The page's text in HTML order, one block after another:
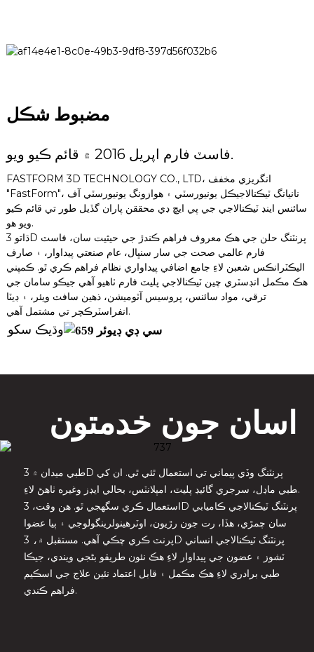
مضبوط شڪل
فاسٽ فارم اپريل 2016 ۾ قائم ڪيو ويو.
FASTFORM 3D TECHNOLOGY CO., LTD، انگريزي مخفف
"FastForm"، نانيانگ ٽيڪنالاجيڪل يونيورسٽي ۽ هوازونگ يونيورسٽي آف
سائنس اينڊ ٽيڪنالاجي جي پي ايڇ ڊي محققن پاران گڏيل طور تي قائم ڪيو
ويو هو.
ڌاتو 3D پرنٽنگ حلن جي هڪ معروف فراهم ڪندڙ جي حيثيت سان، فاسٽ
فارم عالمي صحت جي سار سنڀال، عام صنعتي پيداوار، ۽ صارف
اليڪٽرانڪس شعبن لاءِ جامع اضافي پيداواري نظام فراهم ڪري ٿو. ڪمپني
هڪ مڪمل انڊسٽري چين ٽيڪنالاجي پليٽ فارم ٺاهيو آهي جيڪو سامان جي
ترقي، مواد سائنس، پروسيس آٽوميشن، ذهين سافٽ ويئر، ۽ ڊيٽا
انفراسٽرڪچر تي مشتمل آهي.
وڌيڪ سکو
اسان جون خدمتون
طبي ميدان ۾ 3D پرنٽنگ وڏي پيماني تي استعمال ٿئي ٿي. ان کي
طبي ماڊل، سرجري گائيڊ پليٽ، امپلانٽس، بحالي ايڊز وغيره ٺاهڻ لاءِ
استعمال ڪري سگهجي ٿو. هن وقت، 3D پرنٽنگ ٽيڪنالاجي ڪاميابي
سان چمڙي، هڏا، رت جون رڙيون، اوٽرهينولرينگولوجي ۽ ٻيا عضوا
پرنٽ ڪري چڪي آهي. مستقبل ۾، 3D پرنٽنگ ٽيڪنالاجي انساني
ٽشوز ۽ عضون جي پيداوار لاءِ هڪ نئون طريقو بڻجي ويندي، جيڪا
طبي برادري لاءِ هڪ مڪمل ۽ قابل اعتماد نئين علاج جي اسڪيم
فراهم ڪندي.